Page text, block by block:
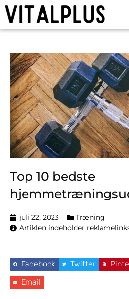
Top 10 bedste
juli 22, 2023
Træning
Artiklen indeholder
Facebook Twitter
Email